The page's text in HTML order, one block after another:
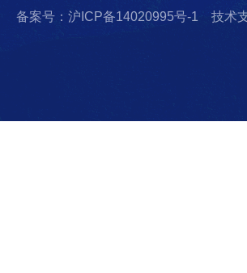
备案号：沪ICP备14020995号-1 技术